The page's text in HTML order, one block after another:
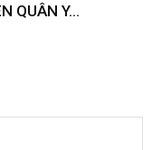
QUÂN Y...